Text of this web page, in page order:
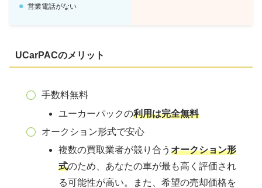
営業電話がない
UCarPACのメリット
手数料無料
ユーカーパックの利用は完全無料
オークション形式で安心
複数の買取業者が競り合う オークション形
式のため、あなたの車が最も高く評価され
る可能性が高い。また、希望の売却価格を